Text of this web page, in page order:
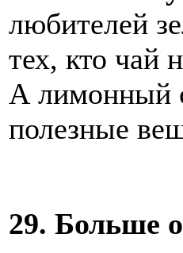
любителей
тех, кто чай
А лимонный
полезные
29. Больше